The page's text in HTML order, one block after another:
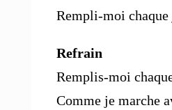
Rempli-moi chaque
Refrain
Remplis-moi
Comme je marche